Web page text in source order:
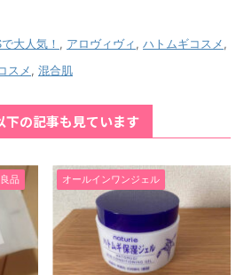
大人気！ , アロヴィヴィ, ハトムギコスメ,
スメ, 混合肌
下の記事も見ています
品 オールインワンジェル